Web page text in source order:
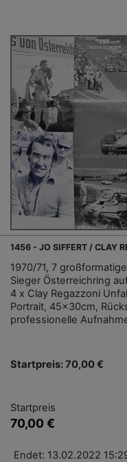
1456 - JO SIFFERT / CLAY
1970/71, 7
Sieger Österreichring
4 x Clay Regazzoni
Portrait, 45x30cm,
professionelle
Startpreis: 70,00 €
Startpreis
70,00 €
Endet: 13.02.2022